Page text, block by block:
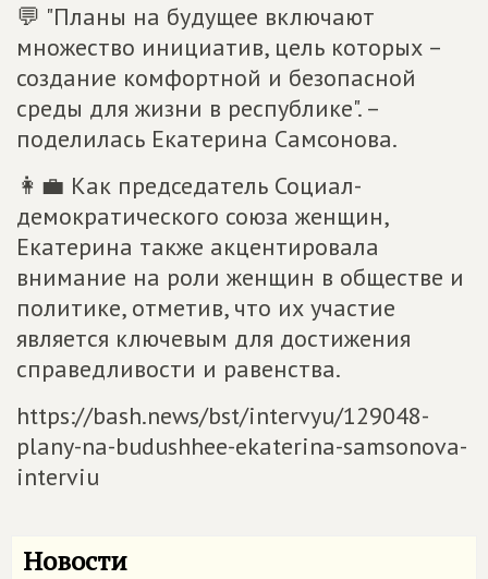
💬 "Планы на будущее включают
множество инициатив, цель которых –
создание комфортной и безопасной
среды для жизни в республике". –
поделилась Екатерина Самсонова.
👩💼 Как председатель Социал-
демократического союза женщин,
Екатерина также акцентировала
внимание на роли женщин в обществе и
политике, отметив, что их участие
является ключевым для достижения
справедливости и равенства.
https://bash.news/bst/intervyu/129048-
plany-na-budushhee-ekaterina-samsonova-
interviu
Новости